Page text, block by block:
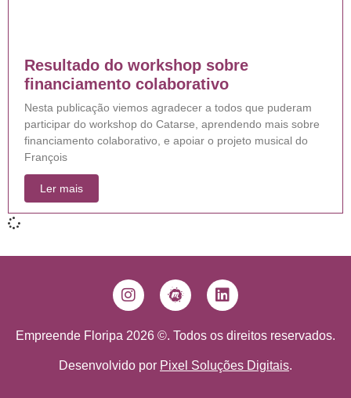
Resultado do workshop sobre
financiamento colaborativo
Nesta publicação viemos agradecer a todos que puderam
participar do workshop do Catarse, aprendendo mais sobre
financiamento colaborativo, e apoiar o projeto musical do
François
Ler mais
Empreende Floripa 2026 ©. Todos os direitos reservados.
Desenvolvido por Pixel Soluções Digitais.